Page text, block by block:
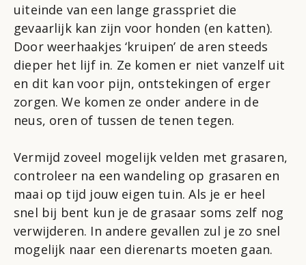
uiteinde van een lange grasspriet die
gevaarlijk kan zijn voor honden (en katten).
Door weerhaakjes ‘kruipen’ de aren steeds
dieper het lijf in. Ze komen er niet vanzelf uit
en dit kan voor pijn, ontstekingen of erger
zorgen. We komen ze onder andere in de
neus, oren of tussen de tenen tegen.
Vermijd zoveel mogelijk velden met grasaren,
controleer na een wandeling op grasaren en
maai op tijd jouw eigen tuin. Als je er heel
snel bij bent kun je de grasaar soms zelf nog
verwijderen. In andere gevallen zul je zo snel
mogelijk naar een dierenarts moeten gaan.